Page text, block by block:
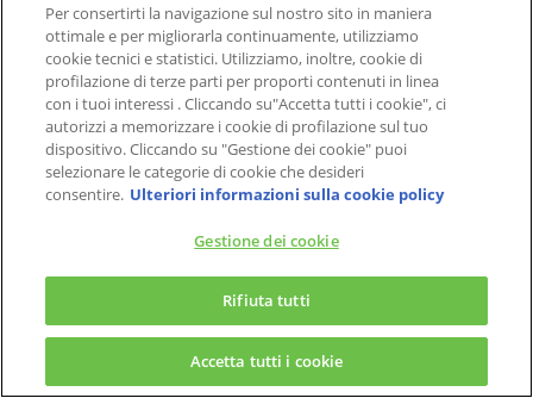
Per consertirti la navigazione sul nostro sito in maniera
ottimale e per migliorarla continuamente, utilizziamo
cookie tecnici e statistici. Utilizziamo, inoltre, cookie di
profilazione di terze parti per proporti contenuti in linea
con i tuoi interessi . Cliccando su"Accetta tutti i cookie", ci
autorizzi a memorizzare i cookie di profilazione sul tuo
dispositivo. Cliccando su "Gestione dei cookie" puoi
selezionare le categorie di cookie che desideri
consentire. Ulteriori informazioni sulla cookie policy
Gestione dei cookie
Rifiuta tutti
Accetta tutti i cookie